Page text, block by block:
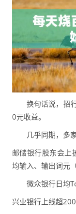
换句话说，招行
0元收益。
几乎同期，多家
邮储银行股东会上
均输入、输出词元
微众银行日均
兴业银行上线超